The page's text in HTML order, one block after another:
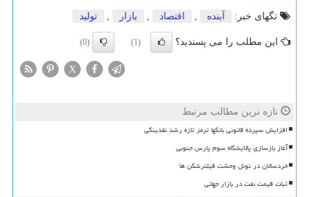
تگهای خبر:
آینده اقتصاد بازار تولید
این مطلب را می پسندید؟ (1)
(0)
X
تازه ترین مطالب مرتبط
افزایش سپرده قانونی بانکها ترمز تازه رشد نقدینگی
آغاز بازسازی پالایشگاه سوم پارس جنوبی
خردسالان در تونل وحشت فیلترشکن ها
ثبات قیمت نفت در بازار جهانی